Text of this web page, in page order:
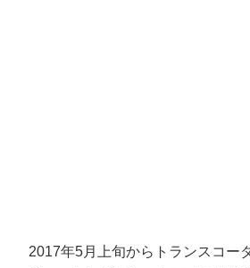
2017年5月上旬からトランスコー